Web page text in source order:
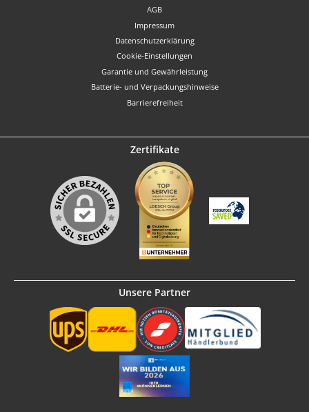
AGB
Impressum
Datenschutzerklärung
Cookie-Einstellungen
Garantie und Gewährleistung
Batterie- und Verpackungshinweise
Barrierefreiheit
Zertifikate
Unsere Partner